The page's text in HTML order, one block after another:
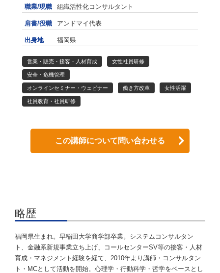
職業/現職 組織活性化コンサルタント
肩書/役職 アンドマイ代表
出身地 福岡県
営業・販売・接客・人材育成 女性社員研修
安全・危機管理
オンラインセミナー・ウェビナー 働き方改革 女性活躍
社員教育・社員研修
この講師について問い合わせる
略歴
福岡県生まれ。早稲田大学商学部卒業。システムコンサルタン
ト、金融系新規事業立ち上げ、コールセンターSV等の接客・人材
育成・マネジメント経験を経て、2010年より講師・コンサルタン
ト・MCとして活動を開始。心理学・行動科学・哲学をベースとし